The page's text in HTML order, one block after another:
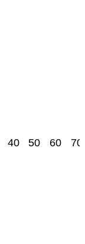
40 50 60 70